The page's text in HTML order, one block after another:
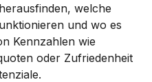
welche
und wo es
Kennzahlen wie
oder Zufriedenheit